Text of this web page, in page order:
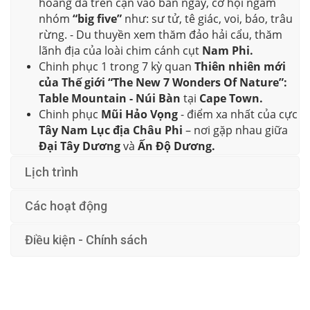
nhóm “big five” như: sư tử, tê giác, voi, báo, trâu
rừng. - Du thuyền xem thăm đảo hải cẩu, thăm
lãnh địa của loài chim cánh cụt Nam Phi.
Chinh phục 1 trong 7 kỳ quan Thiên nhiên mới
của Thế giới “The New 7 Wonders Of Nature”:
Table Mountain - Núi Bàn tại Cape Town.
Chinh phục Mũi Hảo Vọng- điểm xa nhất của cực
Tây Nam Lục địa Châu Phi – nơi gặp nhau giữa
Đại Tây Dươngvà Ấn Độ Dương.
Lịch trình
Các hoạt động
Điều kiện - Chính sách